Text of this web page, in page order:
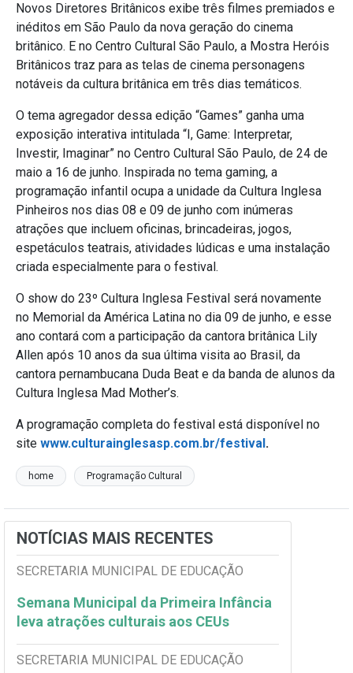
Novos Diretores Britânicos exibe três filmes premiados e
inéditos em São Paulo da nova geração do cinema
britânico. E no Centro Cultural São Paulo, a Mostra Heróis
Britânicos traz para as telas de cinema personagens
notáveis da cultura britânica em três dias temáticos.
O tema agregador dessa edição “Games” ganha uma
exposição interativa intitulada “I, Game: Interpretar,
Investir, Imaginar” no Centro Cultural São Paulo, de 24 de
maio a 16 de junho. Inspirada no tema gaming, a
programação infantil ocupa a unidade da Cultura Inglesa
Pinheiros nos dias 08 e 09 de junho com inúmeras
atrações que incluem oficinas, brincadeiras, jogos,
espetáculos teatrais, atividades lúdicas e uma instalação
criada especialmente para o festival.
O show do 23º Cultura Inglesa Festival será novamente
no Memorial da América Latina no dia 09 de junho, e esse
ano contará com a participação da cantora britânica Lily
Allen após 10 anos da sua última visita ao Brasil, da
cantora pernambucana Duda Beat e da banda de alunos da
Cultura Inglesa Mad Mother’s.
A programação completa do festival está disponível no
site www.culturainglesasp.com.br/festival.
home Programação Cultural
NOTÍCIAS MAIS RECENTES
SECRETARIA MUNICIPAL DE EDUCAÇÃO
Semana Municipal da Primeira Infância
leva atrações culturais aos CEUs
SECRETARIA MUNICIPAL DE EDUCAÇÃO